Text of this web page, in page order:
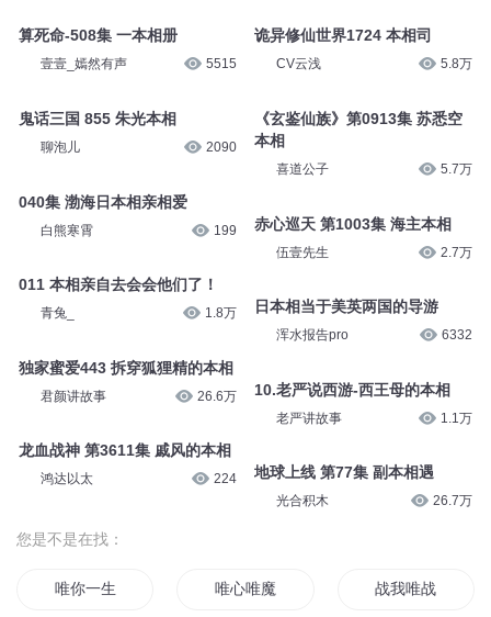
算死命-508集 一本相册
壹壹_嫣然有声 5515
鬼话三国 855 朱光本相
聊泡儿 2090
040集 渤海日本相亲相爱
白熊寒霄 199
011 本相亲自去会会他们了！
青兔_ 1.8万
独家蜜爱443 拆穿狐狸精的本相
君颜讲故事 26.6万
龙血战神 第3611集 戚风的本相
鸿达以太 224
诡异修仙世界1724 本相司
CV云浅 5.8万
《玄鉴仙族》第0913集 苏悉空
本相
喜道公子 5.7万
赤心巡天 第1003集 海主本相
伍壹先生 2.7万
日本相当于美英两国的导游
浑水报告pro 6332
10.老严说西游-西王母的本相
老严讲故事 1.1万
地球上线 第77集 副本相遇
光合积木 26.7万
您是不是在找：
唯你一生 唯心唯魔 战我唯战